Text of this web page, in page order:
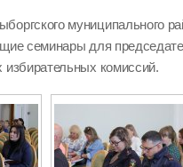
муниципального
семинары для
избирательных комиссий.